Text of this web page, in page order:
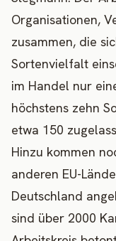
Organisationen,
zusammen, die
Sortenvielfalt
im Handel nur
höchstens zehn
etwa 150
Hinzu kommen
anderen EU-
Deutschland
sind über 2000